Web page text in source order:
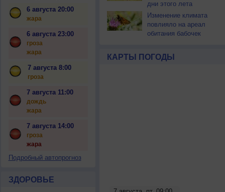
6 августа 20:00
жара
6 августа 23:00
гроза
жара
7 августа 8:00
гроза
7 августа 11:00
дождь
жара
7 августа 14:00
гроза
жара
Подробный автопрогноз
ЗДОРОВЬЕ
дни этого лета
Изменение климата
повлияло на ареал
обитания бабочек
КАРТЫ ПОГОДЫ